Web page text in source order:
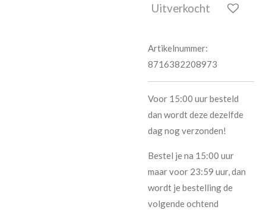
Uitverkocht
Artikelnummer:
8716382208973
Voor 15:00 uur besteld
dan wordt deze dezelfde
dag nog verzonden!
Bestel je na 15:00 uur
maar voor 23:59 uur, dan
wordt je bestelling de
volgende ochtend